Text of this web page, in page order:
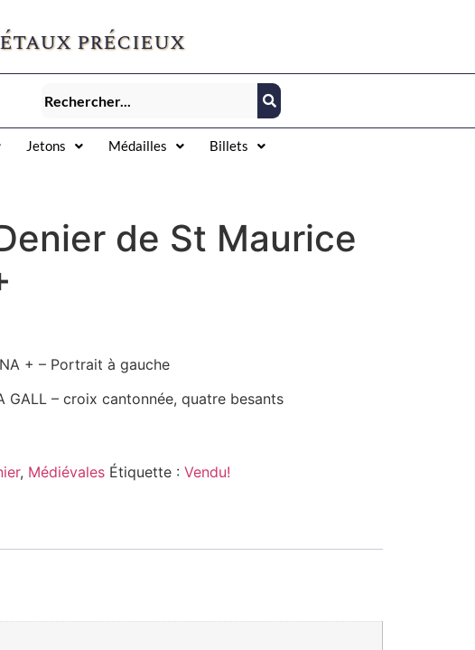
précieux
Jetons Médailles
Billets
de St Maurice
+ – Portrait à gauche
GALL – croix cantonnée, quatre besants
, Médiévales Étiquette : Vendu!